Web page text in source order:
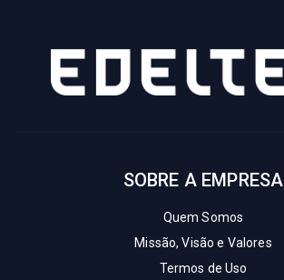
SOBRE A EMPRESA
Quem Somos
Missão, Visão e Valores
Termos de Uso